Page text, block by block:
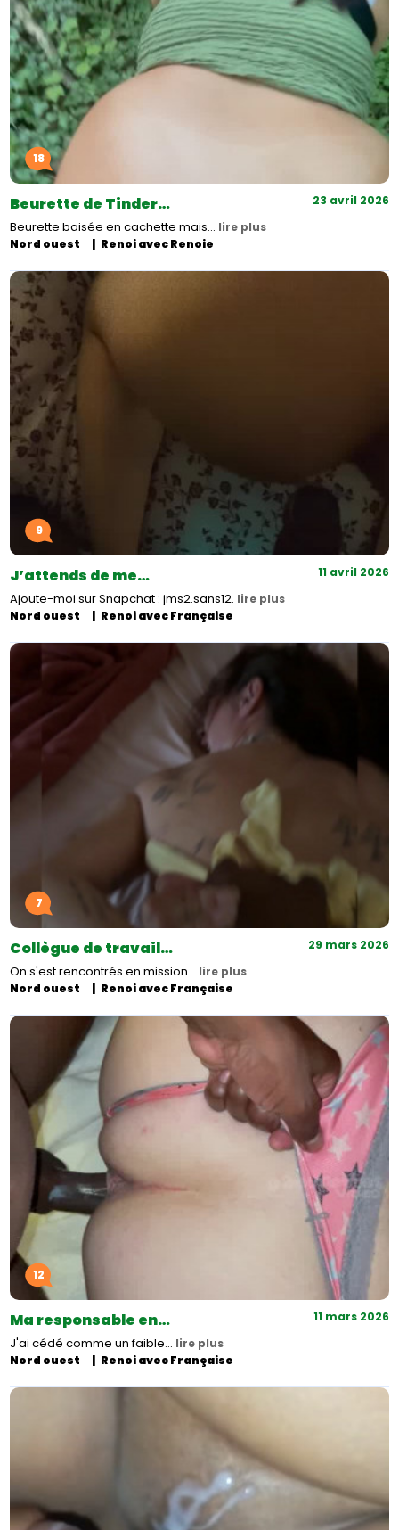
18
Beurette de Tinder… 23 avril 2026
Beurette baisée en cachette mais… lire plus
Nord ouest
Renoi avec Renoie
9
J’attends de me… 11 avril 2026
Ajoute-moi sur Snapchat : jms2.sans12. lire plus
Nord ouest
Renoi avec Française
7
Collègue de travail… 29 mars 2026
On s'est rencontrés en mission… lire plus
Nord ouest
Renoi avec Française
12
Ma responsable en… 11 mars 2026
J'ai cédé comme un faible… lire plus
Nord ouest
Renoi avec Française